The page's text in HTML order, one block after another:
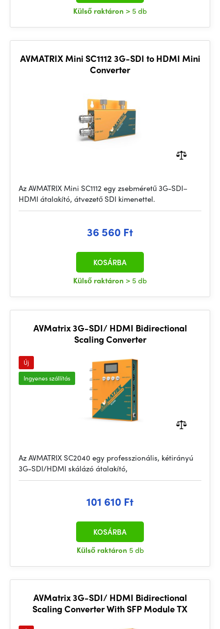
Külső raktáron > 5 db
AVMATRIX Mini SC1112 3G-SDI to HDMI Mini
Converter
Az AVMATRIX Mini SC1112 egy zsebméretű 3G-SDI–
HDMI átalakító, átvezető SDI kimenettel.
36 560 Ft
Külső raktáron > 5 db
KOSÁRBA
AVMatrix 3G-SDI/ HDMI Bidirectional
Scaling Converter
Új
Ingyenes szállítás
Az AVMATRIX SC2040 egy professzionális, kétirányú
3G-SDI/HDMI skálázó átalakító,
101 610 Ft
Külső raktáron 5 db
KOSÁRBA
AVMatrix 3G-SDI/ HDMI Bidirectional
Scaling Converter With SFP Module TX